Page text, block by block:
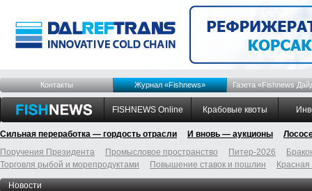
Контакты Журнал «Fishnews» Газета «Fishnews
FISHNEWS Online Крабовые квоты
Сильная переработка — гордость отрасли И вновь — аукционы
Поручения Президента
Промысловое пространство Питер-2026
Торговля рыбой и морепродуктами
Повышение ставок и пошлин
Новости